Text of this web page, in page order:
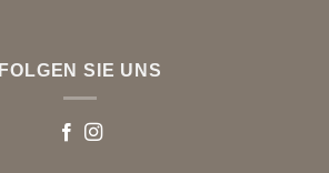
FOLGEN SIE UNS